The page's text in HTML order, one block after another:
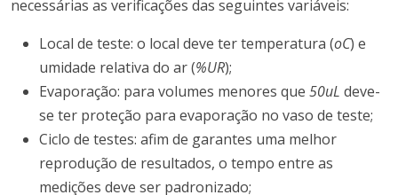
necessárias as verificações das seguintes variáveis:
Local de teste: o local deve ter temperatura (oC) e
umidade relativa do ar (%UR);
Evaporação: para volumes menores que 50uL deve-
se ter proteção para evaporação no vaso de teste;
Ciclo de testes: afim de garantes uma melhor
reprodução de resultados, o tempo entre as
medições deve ser padronizado;